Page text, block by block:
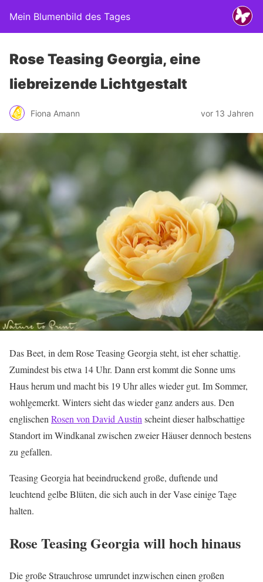
Mein Blumenbild des Tages
Rose Teasing Georgia, eine
liebreizende Lichtgestalt
Fiona Amann vor 13 Jahren
Das Beet, in dem Rose Teasing Georgia steht, ist eher schattig.
Zumindest bis etwa 14 Uhr. Dann erst kommt die Sonne ums
Haus herum und macht bis 19 Uhr alles wieder gut. Im Sommer,
wohlgemerkt. Winters sieht das wieder ganz anders aus. Den
englischen Rosen von David Austin scheint dieser halbschattige
Standort im Windkanal zwischen zweier Häuser dennoch bestens
zu gefallen.
Teasing Georgia hat beeindruckend große, duftende und
leuchtend gelbe Blüten, die sich auch in der Vase einige Tage
halten.
Rose Teasing Georgia will hoch hinaus
Die große Strauchrose umrundet inzwischen einen großen